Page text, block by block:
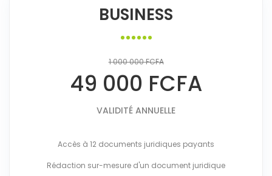
BUSINESS
1 000 000 FCFA
49 000 FCFA
VALIDITÉ ANNUELLE
Accès à 12 documents juridiques payants
Rédaction sur-mesure d'un document juridique